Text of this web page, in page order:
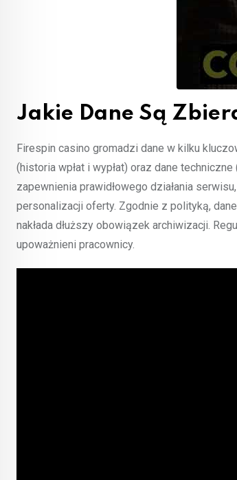
Jakie Dane Są
Firespin casino gromadzi dane w kilku
(historia wpłat i wypłat) oraz dane
zapewnienia prawidłowego działania
personalizacji oferty. Zgodnie z polityką,
nakłada dłuższy obowiązek archiwizacji.
upoważnieni pracownicy.